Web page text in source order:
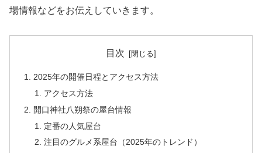
場情報などをお伝えしていきます。
目次
2025年の開催日程とアクセス方法
アクセス方法
開口神社八朔祭の屋台情報
定番の人気屋台
注目のグルメ系屋台（2025年のトレンド）